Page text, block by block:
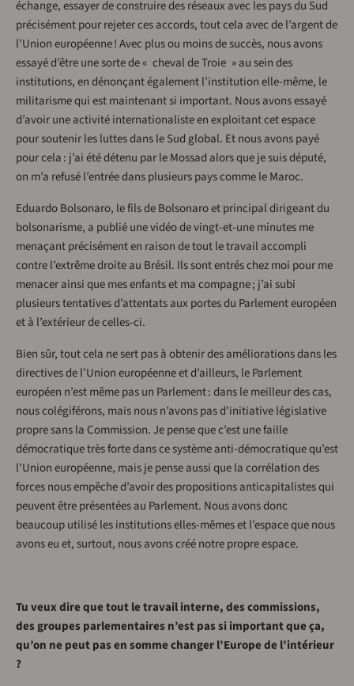
échange, essayer de construire des réseaux avec les pays du Sud
précisément pour rejeter ces accords, tout cela avec de l’argent de
l’Union européenne ! Avec plus ou moins de succès, nous avons
essayé d’être une sorte de « cheval de Troie » au sein des
institutions, en dénonçant également l’institution elle-même, le
militarisme qui est maintenant si important. Nous avons essayé
d’avoir une activité internationaliste en exploitant cet espace
pour soutenir les luttes dans le Sud global. Et nous avons payé
pour cela : j’ai été détenu par le Mossad alors que je suis député,
on m’a refusé l’entrée dans plusieurs pays comme le Maroc.
Eduardo Bolsonaro, le fils de Bolsonaro et principal dirigeant du
bolsonarisme, a publié une vidéo de vingt-et-une minutes me
menaçant précisément en raison de tout le travail accompli
contre l’extrême droite au Brésil. Ils sont entrés chez moi pour me
menacer ainsi que mes enfants et ma compagne ; j’ai subi
plusieurs tentatives d’attentats aux portes du Parlement européen
et à l’extérieur de celles-ci.
Bien sûr, tout cela ne sert pas à obtenir des améliorations dans les
directives de l’Union européenne et d’ailleurs, le Parlement
européen n’est même pas un Parlement : dans le meilleur des cas,
nous colégiférons, mais nous n’avons pas d’initiative législative
propre sans la Commission. Je pense que c’est une faille
démocratique très forte dans ce système anti-démocratique qu’est
l’Union européenne, mais je pense aussi que la corrélation des
forces nous empêche d’avoir des propositions anticapitalistes qui
peuvent être présentées au Parlement. Nous avons donc
beaucoup utilisé les institutions elles-mêmes et l’espace que nous
avons eu et, surtout, nous avons créé notre propre espace.
Tu veux dire que tout le travail interne, des commissions,
des groupes parlementaires n’est pas si important que ça,
qu’on ne peut pas en somme changer l’Europe de l’intérieur
?